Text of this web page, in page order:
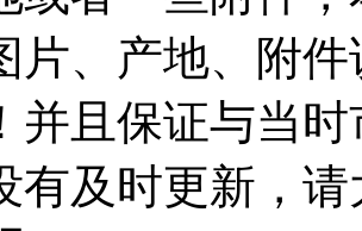
片、产地、附
并且保证与当
有及时更新，